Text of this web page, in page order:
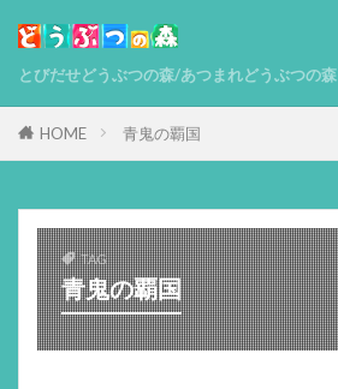
とびだせどうぶつの森/あつまれどうぶつの森
HOME 青鬼の覇国
TAG
青鬼の覇国